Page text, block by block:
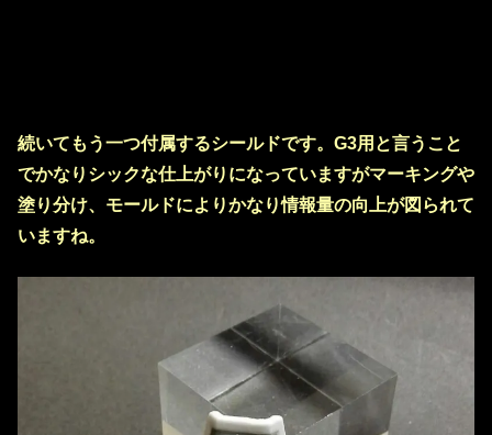
続いてもう一つ付属するシールドです。G3用と言うこと
でかなりシックな仕上がりになっていますがマーキングや
塗り分け、モールドによりかなり情報量の向上が図られて
いますね。